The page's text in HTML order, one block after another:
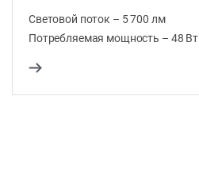
Световой поток – 5 700 лм
Потребляемая мощность – 48 Вт